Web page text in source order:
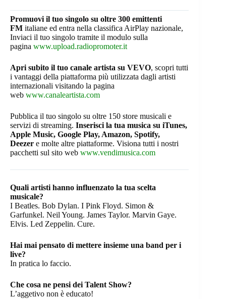
Promuovi il tuo singolo su oltre 300 emittenti
FM italiane ed entra nella classifica AirPlay nazionale,
Inviaci il tuo singolo tramite il modulo sulla
pagina www.upload.radiopromoter.it
Apri subito il tuo canale artista su VEVO, scopri tutti
i vantaggi della piattaforma più utilizzata dagli artisti
internazionali visitando la pagina
web www.canaleartista.com
Pubblica il tuo singolo su oltre 150 store musicali e
servizi di streaming. Inserisci la tua musica su iTunes,
Apple Music, Google Play, Amazon, Spotify,
Deezer e molte altre piattaforme. Visiona tutti i nostri
pacchetti sul sito web www.vendimusica.com
Quali artisti hanno influenzato la tua scelta
musicale?
I Beatles. Bob Dylan. I Pink Floyd. Simon &
Garfunkel. Neil Young. James Taylor. Marvin Gaye.
Elvis. Led Zeppelin. Cure.
Hai mai pensato di mettere insieme una band per i
live?
In pratica lo faccio.
Che cosa ne pensi dei Talent Show?
L’aggetivo non è educato!